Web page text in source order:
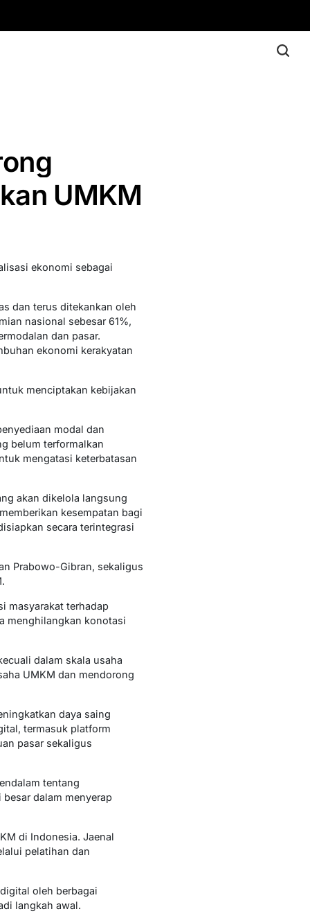
UMKM
ekonomi sebagai
dan terus ditekankan oleh
nasional sebesar 61%,
dan pasar.
ekonomi kerakyatan
menciptakan kebijakan
modal dan
belum terformalkan
mengatasi keterbatasan
akan dikelola langsung
kesempatan bagi
secara terintegrasi
Prabowo-Gibran, sekaligus
masyarakat terhadap
menghilangkan konotasi
dalam skala usaha
UMKM dan mendorong
daya saing
termasuk platform
pasar sekaligus
tentang
dalam menyerap
di Indonesia. Jaenal
pelatihan dan
oleh berbagai
langkah awal.